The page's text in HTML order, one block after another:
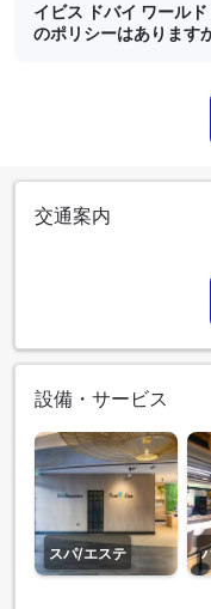
イビス ドバイ ワール
のポリシーはあります
交通案内
設備・サービス
スパ/エステ